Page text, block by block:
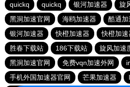
quickq
quickq 银河加速器
旋
黑洞加速官网
海鸥加速器 酷通加
银河加速器
快橙加速器 快橙加速
胜春下载站
186下载站 旋风加速
黑洞加速官网
免费vqn加速外网
手机外国加速器官网
芒果加速器